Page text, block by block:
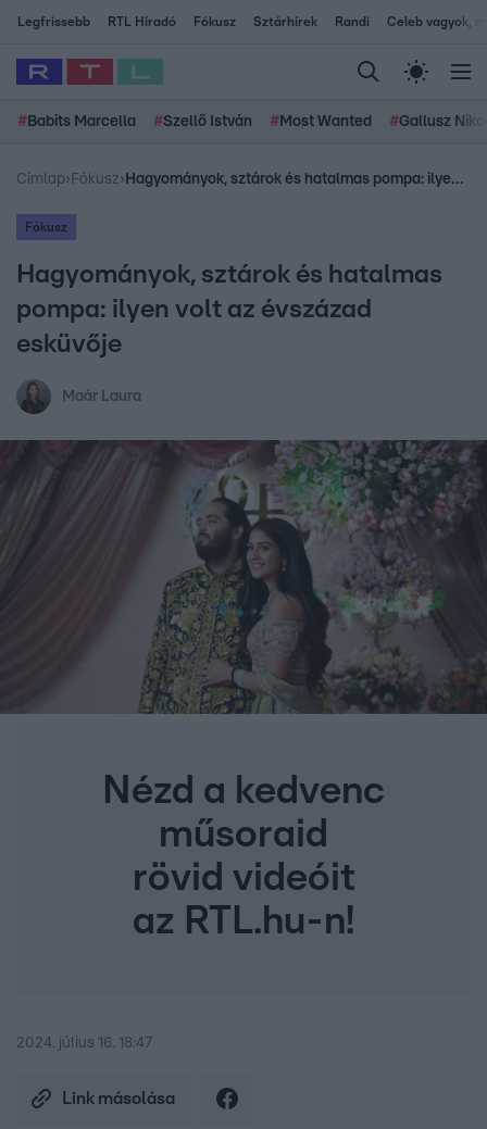
Legfrissebb RTL Híradó Fókusz Sztárhírek Randi Celeb vagyok,
# Babits Marcella #Szellő István # Most Wanted #Gallusz
Címlap› Fókusz› Hagyományok, sztárok és hatalmas pompa: ilyen volt az évszázad esküvője
Fókusz
Hagyományok, sztárok és hatalmas
pompa: ilyen volt az évszázad
esküvője
Maár Laura
Nézd a kedvenc
műsoraid
rövid videóit
az RTL.hu-n!
2024. július 16. 18:47
Link másolása